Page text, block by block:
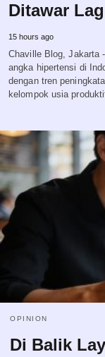
Ditawar
15 hours ago
Chaville Blog, Jakarta
angka hipertensi di
dengan tren
kelompok usia
OPINION
Di Balik